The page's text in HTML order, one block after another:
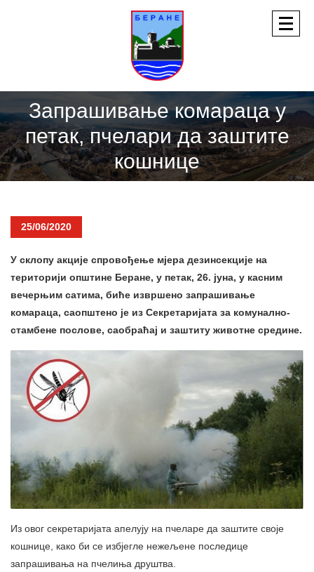
Запрашивање комараца у
петак, пчелари да заштите
кошнице
25/06/2020
У склопу акције спровођење мјера дезинсекције на
територији општине Беране, у петак, 26. јуна, у касним
вечерњим сатима, биће извршено запрашивање
комараца, саопштено је из Секретаријата за комунално-
стамбене послове, саобраћај и заштиту животне средине.
Из овог секретаријата апелују на пчеларе да заштите своје
кошнице, како би се избјегле нежељене последице
запрашивања на пчелиња друштва.